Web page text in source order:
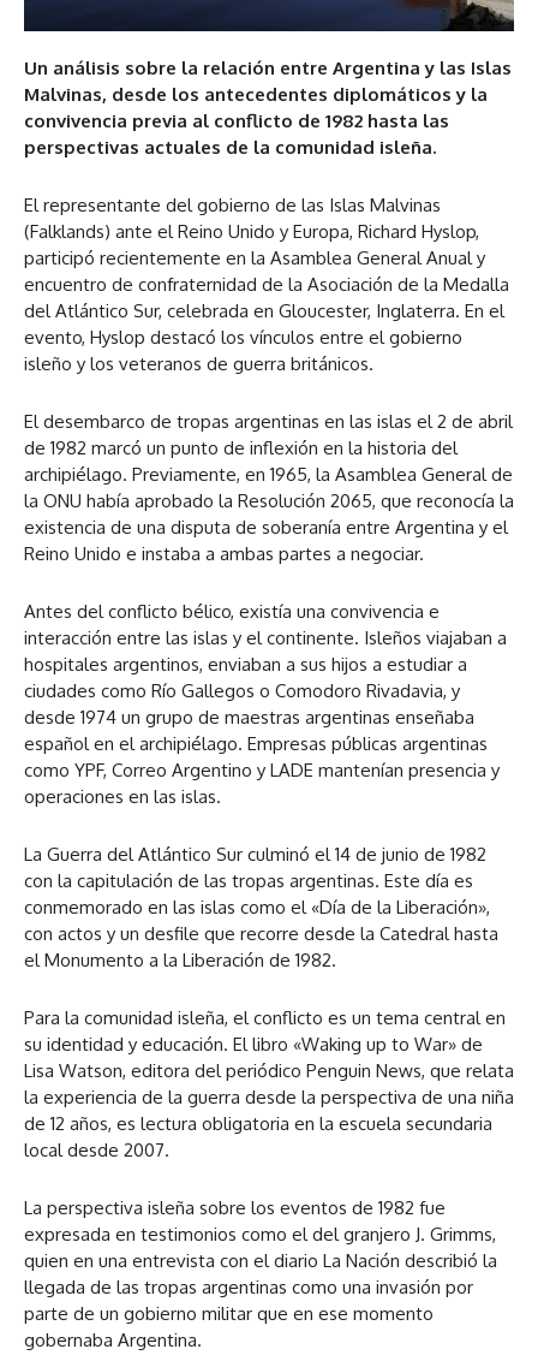
Un análisis sobre la relación entre Argentina y las Islas
Malvinas, desde los antecedentes diplomáticos y la
convivencia previa al conflicto de 1982 hasta las
perspectivas actuales de la comunidad isleña.
El representante del gobierno de las Islas Malvinas
(Falklands) ante el Reino Unido y Europa, Richard Hyslop,
participó recientemente en la Asamblea General Anual y
encuentro de confraternidad de la Asociación de la Medalla
del Atlántico Sur, celebrada en Gloucester, Inglaterra. En el
evento, Hyslop destacó los vínculos entre el gobierno
isleño y los veteranos de guerra británicos.
El desembarco de tropas argentinas en las islas el 2 de abril
de 1982 marcó un punto de inflexión en la historia del
archipiélago. Previamente, en 1965, la Asamblea General de
la ONU había aprobado la Resolución 2065, que reconocía la
existencia de una disputa de soberanía entre Argentina y el
Reino Unido e instaba a ambas partes a negociar.
Antes del conflicto bélico, existía una convivencia e
interacción entre las islas y el continente. Isleños viajaban a
hospitales argentinos, enviaban a sus hijos a estudiar a
ciudades como Río Gallegos o Comodoro Rivadavia, y
desde 1974 un grupo de maestras argentinas enseñaba
español en el archipiélago. Empresas públicas argentinas
como YPF, Correo Argentino y LADE mantenían presencia y
operaciones en las islas.
La Guerra del Atlántico Sur culminó el 14 de junio de 1982
con la capitulación de las tropas argentinas. Este día es
conmemorado en las islas como el «Día de la Liberación»,
con actos y un desfile que recorre desde la Catedral hasta
el Monumento a la Liberación de 1982.
Para la comunidad isleña, el conflicto es un tema central en
su identidad y educación. El libro «Waking up to War» de
Lisa Watson, editora del periódico Penguin News, que relata
la experiencia de la guerra desde la perspectiva de una niña
de 12 años, es lectura obligatoria en la escuela secundaria
local desde 2007.
La perspectiva isleña sobre los eventos de 1982 fue
expresada en testimonios como el del granjero J. Grimms,
quien en una entrevista con el diario La Nación describió la
llegada de las tropas argentinas como una invasión por
parte de un gobierno militar que en ese momento
gobernaba Argentina.